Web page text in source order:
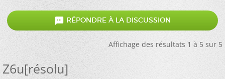
 RÉPONDRE À LA DISCUSSION
Affichage des résultats 1 à 5 sur 5
Z6u[résolu]